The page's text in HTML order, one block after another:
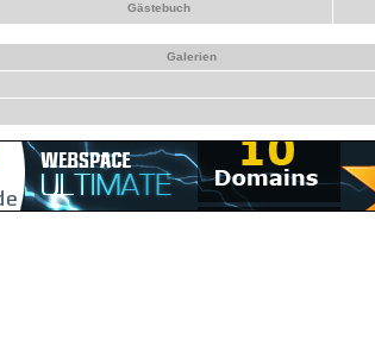
Gästebuch
Galerien